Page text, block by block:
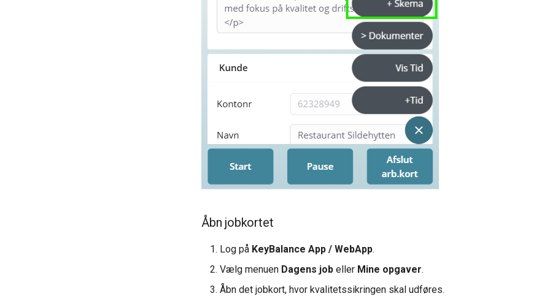
Åbn jobkortet
Log på KeyBalance App / WebApp.
Vælg menuen Dagens job eller Mine opgaver.
Åbn det jobkort, hvor kvalitetssikringen skal udføres.